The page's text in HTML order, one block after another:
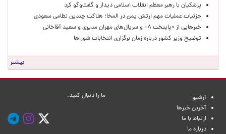
پزشکیان با رهبر معظم انقلاب اسلامی دیدار و گفت‌وگو کرد
جزئیات عملیات مهم ارتش یمن در المخا؛ هلاکت چندین نظامی سعودی
خبرهایی از «پایتخت ۸» و سریال‌های مهران مدیری و سعید آقاخانی
توضیح وزیر کشور درباره زمان برگزاری انتخابات شوراها
بیشتر
آرشیو
آخرین خبرها
ارتباط با ما
درباره ما
ما را دنبال کنید.